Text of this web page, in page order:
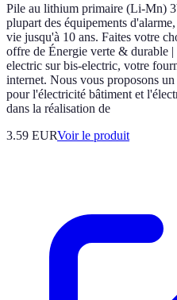
Pile au lithium primaire (Li-Mn)
plupart des équipements
vie jusqu'à 10 ans. Faites votre
offre de Énergie verte & durable
electric sur bis-electric, votre
internet. Nous vous proposons
pour l'électricité bâtiment et
dans la réalisation de
3.59 EURVoir le produit